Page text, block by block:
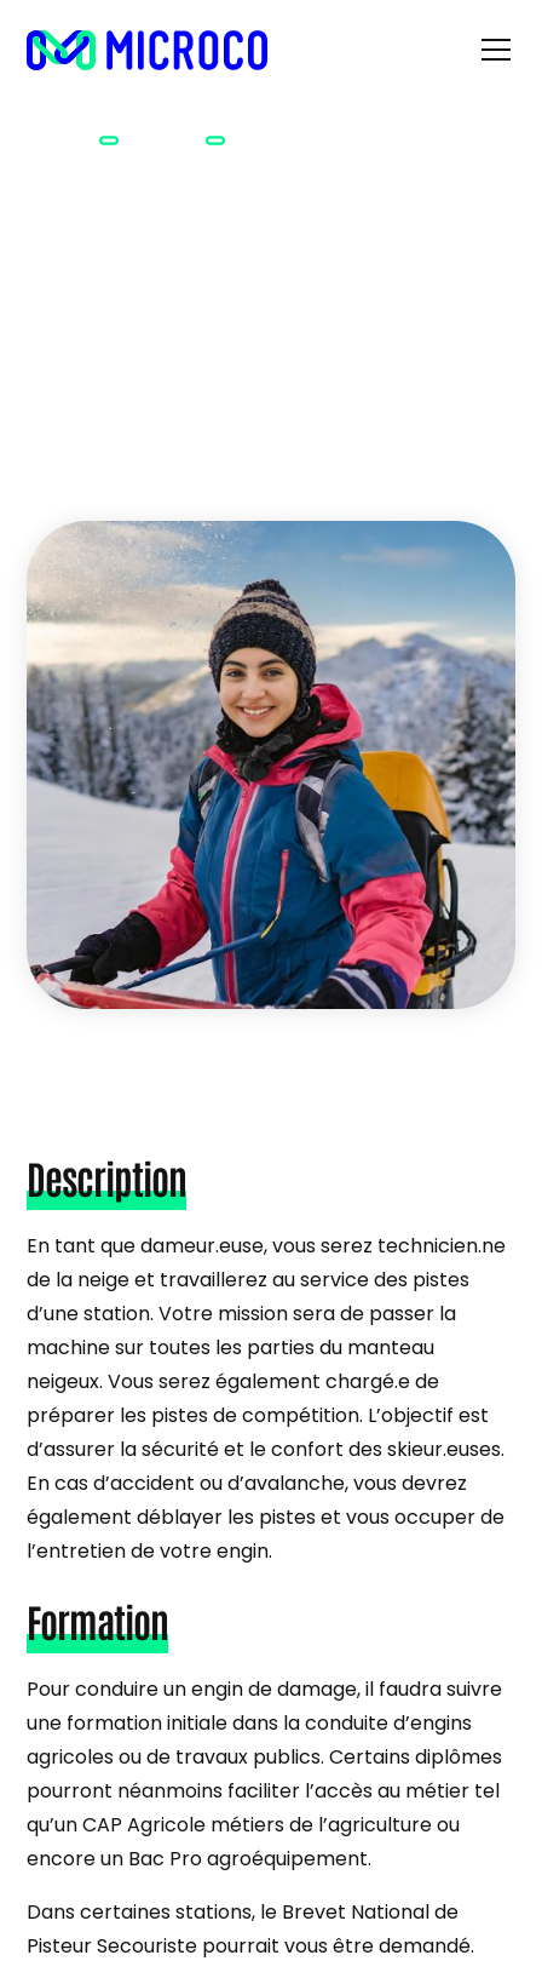
Description
En tant que dameur.euse, vous serez technicien.ne
de la neige et travaillerez au service des pistes
d’une station. Votre mission sera de passer la
machine sur toutes les parties du manteau
neigeux. Vous serez également chargé.e de
préparer les pistes de compétition. L’objectif est
d’assurer la sécurité et le confort des skieur.euses.
En cas d’accident ou d’avalanche, vous devrez
également déblayer les pistes et vous occuper de
l’entretien de votre engin.
Formation
Pour conduire un engin de damage, il faudra suivre
une formation initiale dans la conduite d’engins
agricoles ou de travaux publics. Certains diplômes
pourront néanmoins faciliter l’accès au métier tel
qu’un CAP Agricole métiers de l’agriculture ou
encore un Bac Pro agroéquipement.
Dans certaines stations, le Brevet National de
Pisteur Secouriste pourrait vous être demandé.